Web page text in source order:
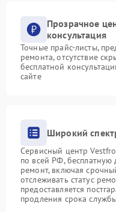
Прозрачное
консультация
Точные прайс-листы,
ремонта, отсутствие
бесплатной
сайте
Широкий
Сервисный центр
по всей РФ, бесплатную
ремонт, включая
отслеживать статус
предоставляется
продления срока